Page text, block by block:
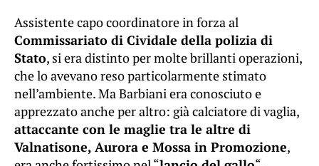
Assistente capo coordinatore in forza al
Commissariato di Cividale della polizia di
Stato, si era distinto per molte brillanti operazioni,
che lo avevano reso particolarmente stimato
nell’ambiente. Ma Barbiani era conosciuto e
apprezzato anche per altro: già calciatore di vaglia,
attaccante con le maglie tra le altre di
Valnatisone, Aurora e Mossa in Promozione,